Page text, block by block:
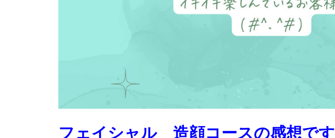
フェイシャル 造顔コースの感想です